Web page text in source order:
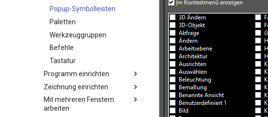
Popup-Symbolleisten
Paletten
Werkzeuggruppen
Befehle
Tastatur
Programm einrichten
Zeichnung einrichten
Mit mehreren Fenstern
arbeiten